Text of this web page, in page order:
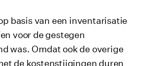
basis van een inventarisatie
voor de gestegen
was. Omdat ook de overige
de kostenstijgingen duren